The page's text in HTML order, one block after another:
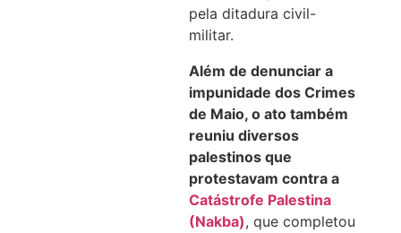
pela ditadura civil-
militar.
Além de denunciar a
impunidade dos Crimes
de Maio, o ato também
reuniu diversos
palestinos que
protestavam contra a
Catástrofe Palestina
(Nakba), que completou